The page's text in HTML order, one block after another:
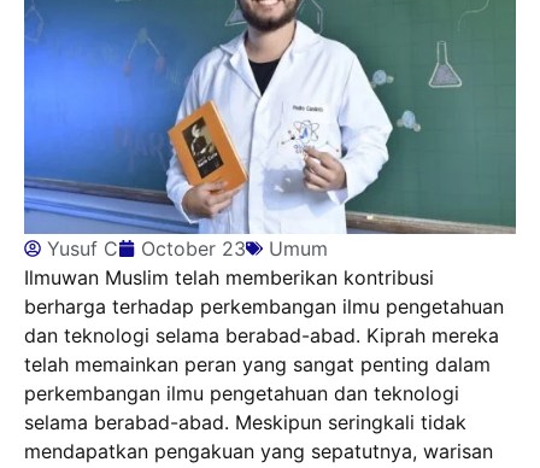
Yusuf C October 23
Umum
Ilmuwan Muslim telah memberikan kontribusi
berharga terhadap perkembangan ilmu pengetahuan
dan teknologi selama berabad-abad. Kiprah mereka
telah memainkan peran yang sangat penting dalam
perkembangan ilmu pengetahuan dan teknologi
selama berabad-abad. Meskipun seringkali tidak
mendapatkan pengakuan yang sepatutnya, warisan